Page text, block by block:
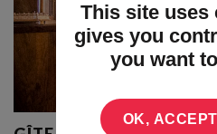
This site uses
gives you
you want
OK,